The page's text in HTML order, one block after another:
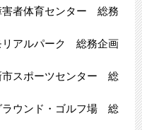
害者体育センター 総務
リアルパーク 総務企画
市スポーツセンター 総
ラウンド・ゴルフ場 総